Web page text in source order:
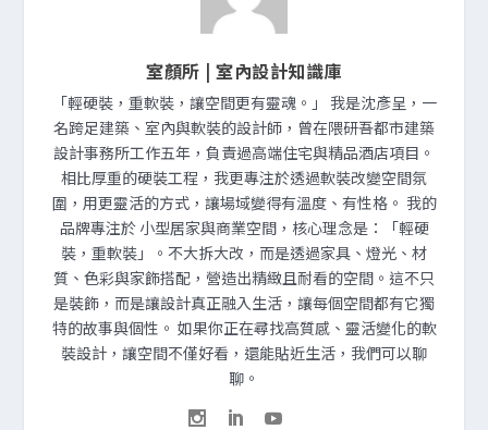
室顏所 | 室內設計知識庫
「輕硬裝，重軟裝，讓空間更有靈魂。」 我是沈彥呈，一
名跨足建築、室內與軟裝的設計師，曾在隈研吾都市建築
設計事務所工作五年，負責過高端住宅與精品酒店項目。
相比厚重的硬裝工程，我更專注於透過軟裝改變空間氛
圍，用更靈活的方式，讓場域變得有溫度、有性格。 我的
品牌專注於 小型居家與商業空間，核心理念是：「輕硬
裝，重軟裝」。不大拆大改，而是透過家具、燈光、材
質、色彩與家飾搭配，營造出精緻且耐看的空間。這不只
是裝飾，而是讓設計真正融入生活，讓每個空間都有它獨
特的故事與個性。 如果你正在尋找高質感、靈活變化的軟
裝設計，讓空間不僅好看，還能貼近生活，我們可以聊
聊。